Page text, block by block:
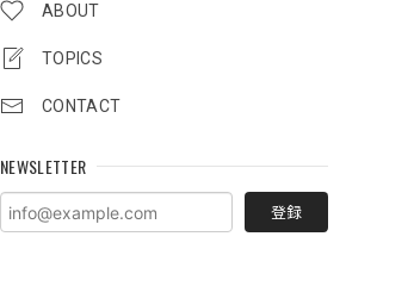
ABOUT
TOPICS
CONTACT
NEWSLETTER
登録